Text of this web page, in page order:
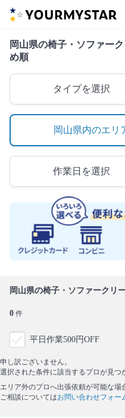
岡山県の椅子・ソファー
め順
タイプを選択
岡山県内のエリ
作業日を選択
岡山県の椅子・ソファークリ
0 件
平日作業500円OFF
申し訳ございません。
選択された条件に該当するプロが見つ
エリア外のプロへ出張依頼が可能な場
ご相談についてはお問い合わせフォー